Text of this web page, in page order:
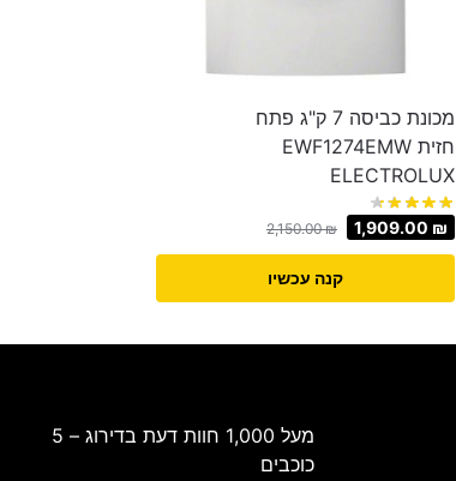
מכונת כביסה 7 ק"ג פתח
חזית EWF1274EMW
ELECTROLUX
2,150.00₪ 1,909.00 ₪
קנה עכשיו
מעל 1,000 חוות דעת בדירוג – 5
כוכבים